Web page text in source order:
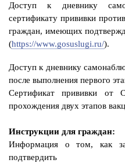
Доступ к дневнику
сертификату прививки
граждан, имеющих
(https://www.gosuslugi.ru/).
Доступ к дневнику
после выполнения первого
Сертификат прививки от
прохождения двух этапов
Инструкции для граждан:
Информация о том, как